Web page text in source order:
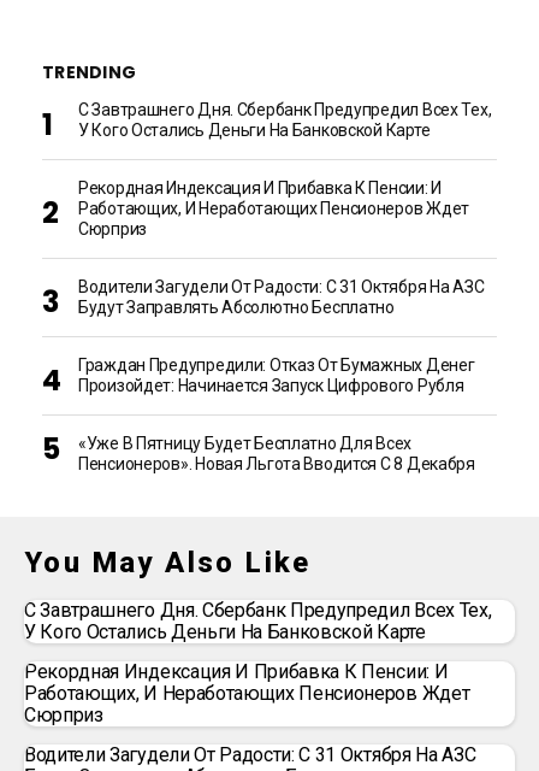
TRENDING
С Завтрашнего Дня. Сбербанк Предупредил Всех Тех,
У Кого Остались Деньги На Банковской Карте
Рекордная Индексация И Прибавка К Пенсии: И
Работающих, И Неработающих Пенсионеров Ждет
Сюрприз
Водители Загудели От Радости: С 31 Октября На АЗС
Будут Заправлять Абсолютно Бесплатно
Граждан Предупредили: Отказ От Бумажных Денег
Произойдет: Начинается Запуск Цифрового Рубля
«Уже В Пятницу Будет Бесплатно Для Всех
Пенсионеров». Новая Льгота Вводится С 8 Декабря
You May Also Like
С Завтрашнего Дня. Сбербанк Предупредил Всех Тех,
У Кого Остались Деньги На Банковской Карте
Рекордная Индексация И Прибавка К Пенсии: И
Работающих, И Неработающих Пенсионеров Ждет
Сюрприз
Водители Загудели От Радости: С 31 Октября На АЗС